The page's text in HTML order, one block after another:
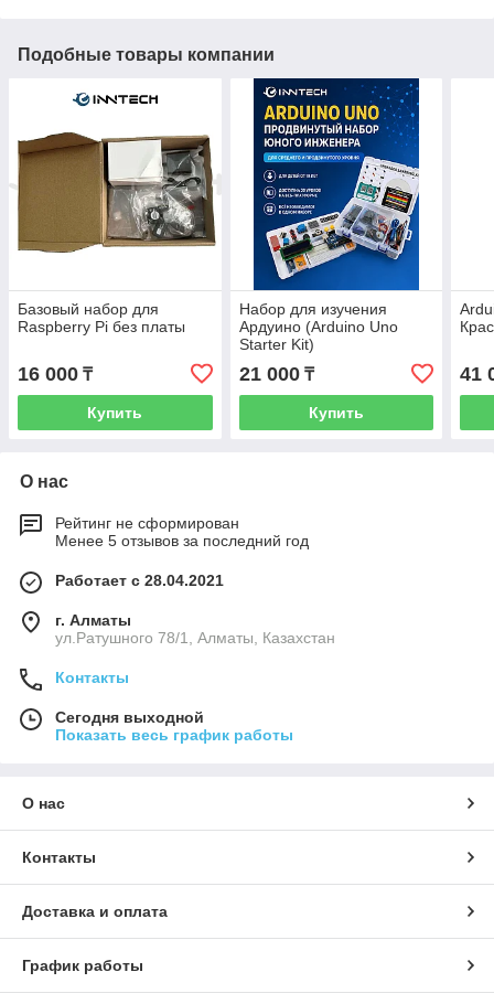
Подобные товары компании
Базовый набор для
Raspberry Pi без платы
16 000 ₸
Купить
Набор для изучения
Ардуино (Arduino Uno
Starter Kit)
21 000₸
Купить
41
О нас
Рейтинг не сформирован
Менее 5 отзывов за последний год
Работает с 28.04.2021
г. Алматы
ул.Ратушного 78/1, Алматы, Казахстан
Контакты
Сегодня выходной
Показать весь график работы
О нас
Контакты
Доставка и оплата
График работы